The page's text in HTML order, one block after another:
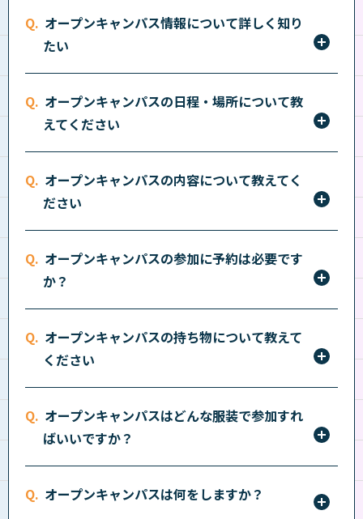
オープンキャンパス情報について詳しく知り
たい
ください。
オープンキャンパスの日程・場所について教
えてください
オープンキャンパスの内容について教えてく
ださい
す。詳しくはこちらをご確認ください。
オープンキャンパスの参加に予約は必要です
か？
ちらからお申し込みください。
オープンキャンパスの持ち物について教えて
ください
加ください。トレーニング実習では室内履きをお貸し
出来ますが、室内履きを用意できる方はご持参くださ
い。
オープンキャンパスはどんな服装で参加すれ
ばいいですか？
される方は、動きやすい服装でご来校ください。
オープンキャンパスは何をしますか？